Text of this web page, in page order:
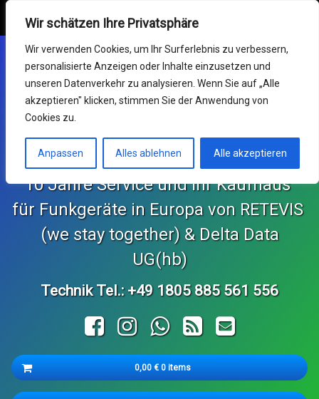
Wir schätzen Ihre Privatsphäre
Wir verwenden Cookies, um Ihr Surferlebnis zu verbessern,
personalisierte Anzeigen oder Inhalte einzusetzen und
unseren Datenverkehr zu analysieren. Wenn Sie auf „Alle
akzeptieren" klicken, stimmen Sie der Anwendung von
Cookies zu.
Anpassen Alles ablehnen Alle akzeptieren
Retevis Online Shop
Mein Konto
Funkgeräte
Service & RMA
Impressum
Support Center
KONTAKT und Bestellungen
SvBony Online Shop
content
Germany RETEVIS (wir
sind zusammen)
10 Jahre Service und Ihr Kaufhaus
für Funkgeräte in Europa von RETEVIS
(we stay together) & Delta Data
UG(hb)
Technik Tel.: +49 1805 885 561 556
FacebookInstagramWhatsApp
RSS E-mail
Cart
0,00€ 0 items
Es befinden sich keine Produkte im Warenkorb.